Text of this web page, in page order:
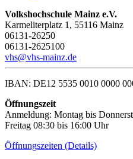
Volkshochschule Mainz e.V.
Karmeliterplatz 1, 55116 Mainz
06131-26250
06131-2625100
vhs@vhs-mainz.de
IBAN: DE12 5535 0010 0000
Öffnungszeit
Anmeldung: Montag bis
Freitag 08:30 bis 16:00 Uhr
Öffnungszeiten (Details)